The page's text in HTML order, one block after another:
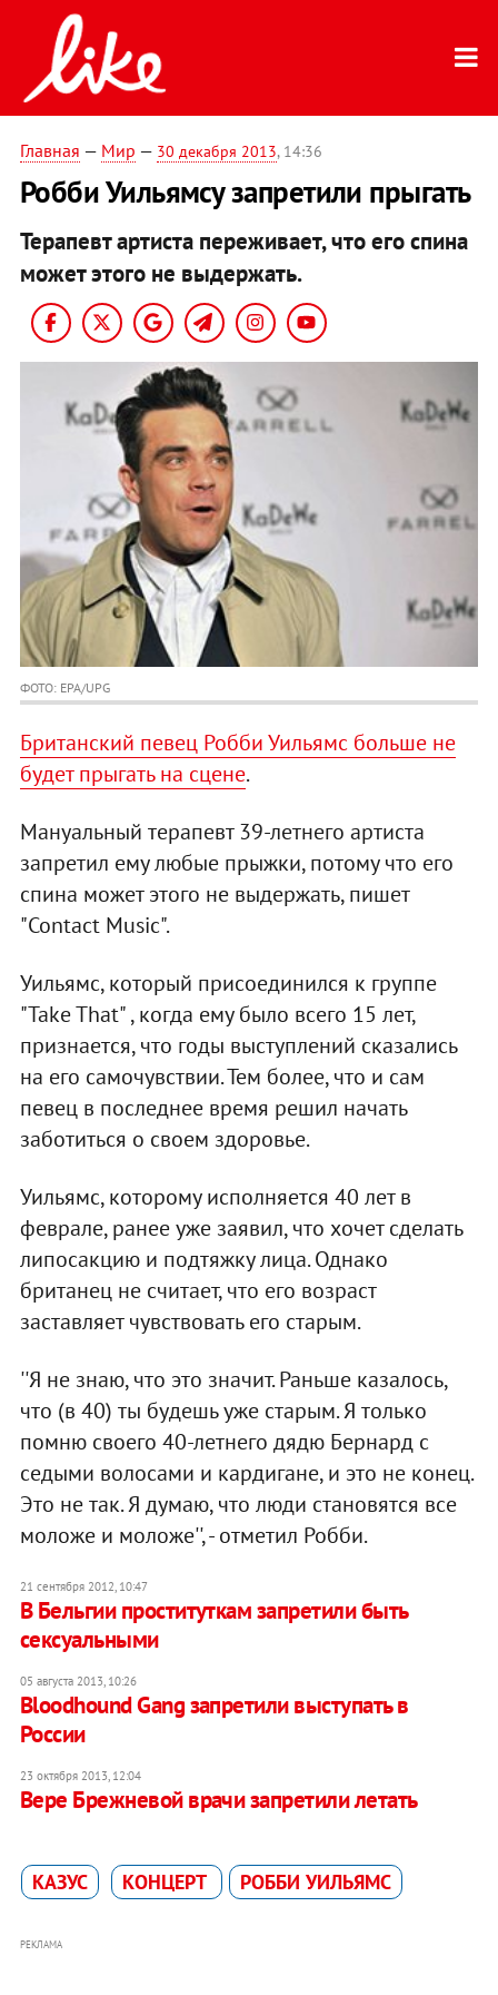
Главная — Мир — 30 декабря 2013, 14:36
Робби Уильямсу запретили прыгать
Терапевт артиста переживает, что его спина
может этого не выдержать.
ФОТО: EPA/UPG
Британский певец Робби Уильямс больше не
будет прыгать на сцене.
Мануальный терапевт 39-летнего артиста
запретил ему любые прыжки, потому что его
спина может этого не выдержать, пишет
"Contact Music".
Уильямс, который присоединился к группе
"Take That" , когда ему было всего 15 лет,
признается, что годы выступлений сказались
на его самочувствии. Тем более, что и сам
певец в последнее время решил начать
заботиться о своем здоровье.
Уильямс, которому исполняется 40 лет в
феврале, ранее уже заявил, что хочет сделать
липосакцию и подтяжку лица. Однако
британец не считает, что его возраст
заставляет чувствовать его старым.
''Я не знаю, что это значит. Раньше казалось,
что (в 40) ты будешь уже старым. Я только
помню своего 40-летнего дядю Бернард с
седыми волосами и кардигане, и это не конец.
Это не так. Я думаю, что люди становятся все
моложе и моложе'', - отметил Робби.
21 сентября 2012, 10:47
В Бельгии проституткам запретили быть
сексуальными
05 августа 2013, 10:26
Bloodhound Gang запретили выступать в
России
23 октября 2013, 12:04
Вере Брежневой врачи запретили летать
КАЗУС КОНЦЕРТ РОББИ УИЛЬЯМС
РЕКЛАМА